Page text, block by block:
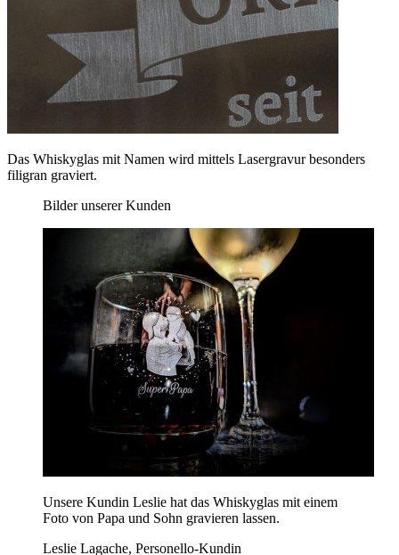
Das Whiskyglas mit Namen wird mittels Lasergravur besonders
filigran graviert.
Bilder unserer Kunden
Unsere Kundin Leslie hat das Whiskyglas mit einem
Foto von Papa und Sohn gravieren lassen.
Leslie Lagache, Personello-Kundin